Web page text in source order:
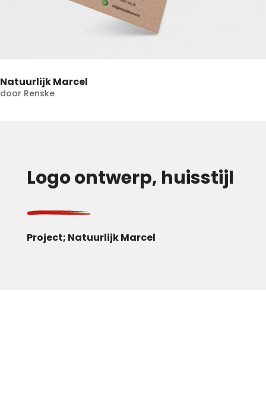
Natuurlijk Marcel
door Renske
Logo ontwerp, huisstijl
Project; Natuurlijk Marcel